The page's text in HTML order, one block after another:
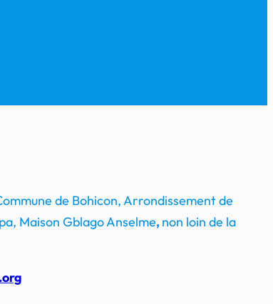
de Bohicon, Arrondissement de
Maison Gblago Anselme,non loin de la